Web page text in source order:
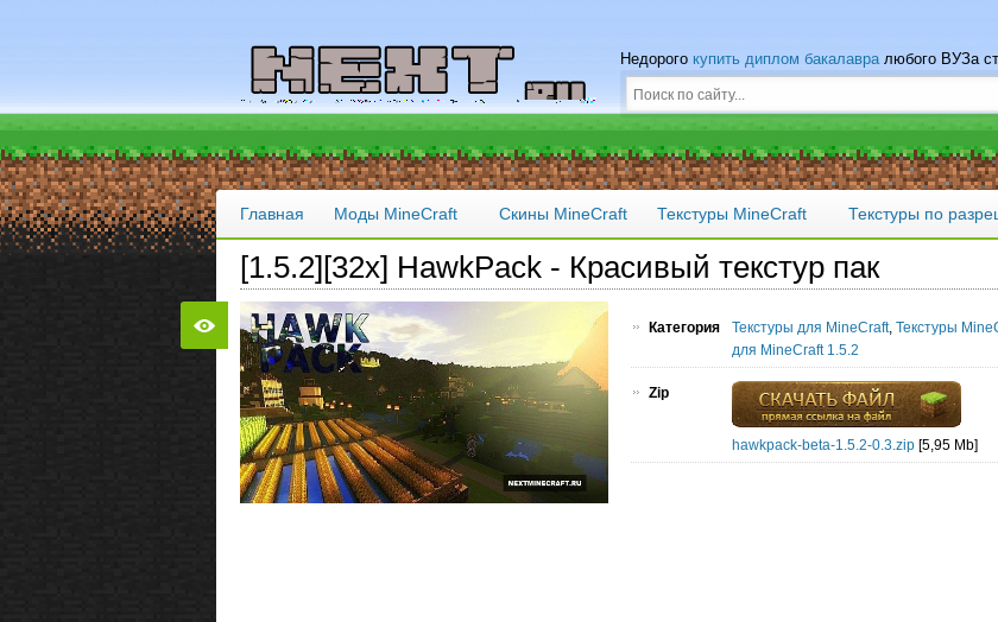
Недорого купить диплом бакалавралюбого ВУЗа
Главная Моды MineCraft Скины MineCraft Текстуры MineCraft Текстуры по
[1.5.2][32x] HawkPack - Красивый текстур пак
Категория Текстуры для MineCraft, Текстуры
для MineCraft 1.5.2
Zip
hawkpack-beta-1.5.2-0.3.zip [5,95 Mb]